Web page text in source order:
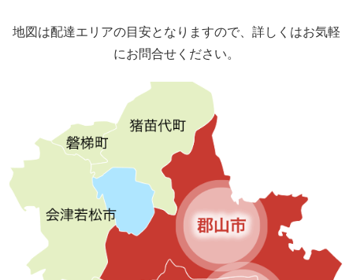
地図は配達エリアの目安となりますので、詳しくはお気軽
にお問合せください。